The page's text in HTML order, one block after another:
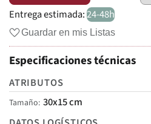
Entrega estimada:24-48h
Guardar en mis Listas
Especificaciones técnicas
ATRIBUTOS
Tamaño 30x15 cm